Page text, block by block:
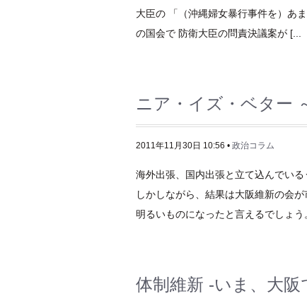
大臣の 「（沖縄婦女暴行事件を）あ
の国会で 防衛大臣の問責決議案が [...
ニア・イズ・ベター
2011年11月30日 10:56 • 政治コラム
海外出張、国内出張と立て込んでい
しかしながら、結果は大阪維新の会
明るいものになったと言えるでしょう
体制維新 -いま、大